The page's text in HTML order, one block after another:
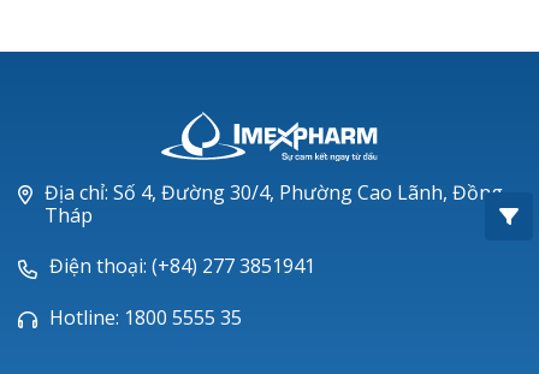
Piperacillin
Ticarlinat®
Zobacta®
Bacsulfo®
Địa chỉ: Số 4, Đường 30/4, Phường Cao Lãnh, Đồng
Tháp
Điện thoại: (+84) 277 3851941
Hotline: 1800 5555 35